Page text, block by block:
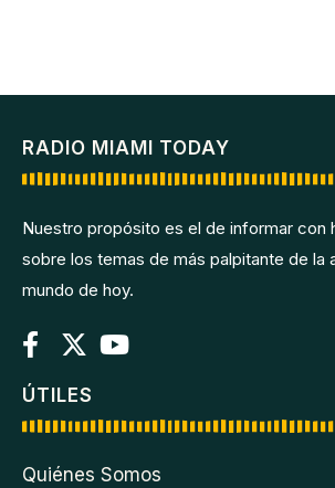
RADIO MIAMI TODAY
Nuestro propósito es el de informar con
sobre los temas de más palpitante de la
mundo de hoy.
ÚTILES
Quiénes Somos